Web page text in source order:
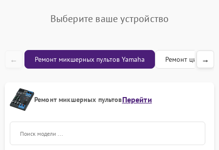
Выберите ваше устройство
← Ремонт микшерных пультов Yamaha Ремонт →
Ремонт микшерных пультовПерейти